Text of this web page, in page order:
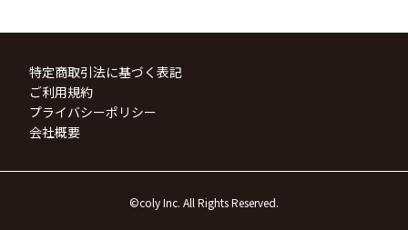
特定商取引法に基づく表記
ご利用規約
プライバシーポリシー
会社概要
©coly Inc. All Rights Reserved.